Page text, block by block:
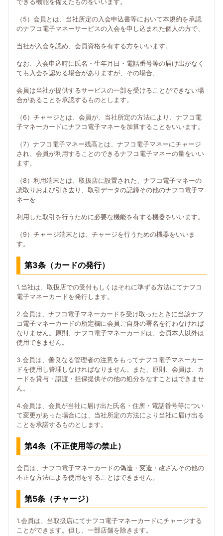
できる機能を備えたものをいいます。
（5）会員とは、当社所定の入会申込書等において本規約を承認
のナフコ電子マネーサービスの入会を申し込まれた個人の方で、
当社が入会を認め、会員資格を有する方をいいます。
なお、入会申込時に氏名・生年月日・電話番号等の届け出がなく
ても入会を認める場合がありますが、その場合、
会員は当社が提供するサービスの一部を受けることができない場
合があることを承認するものとします。
（6）チャージとは、会員が、当社所定の方法により、ナフコ電
子マネーカードにナフコ電子マネーを加算することをいいます。
（7）ナフコ電子マネー残高とは、ナフコ電子マネーにチャージ
され、会員が利用することのできるナフコ電子マネーの量をいい
ます。
（8）利用端末とは、取扱店に設置された、ナフコ電子マネーの
読取りおよび引き去り、取引データの記録その他のナフコ電子マ
ネーを
利用した取引を行うために必要な機能を有する機器をいいます。
（9）チャージ端末とは、チャージを行うための機器をいいま
す。
第3条（カードの発行）
1.当社は、取扱店での受付もしくはそれに準ずる方法にてナフコ
電子マネーカードを発行します。
2.会員は、ナフコ電子マネーカードを受け取ったときに当該ナフ
コ電子マネーカードの所定欄に会員ご自身の署名を行わなければ
なりません。原則、ナフコ電子マネーカードは、会員本人以外は
使用できません。
3.会員は、善良なる管理者の注意をもってナフコ電子マネーカー
ドを使用し管理しなければなりません。また、原則、会員は、カ
ードを貸与・譲渡・担保提供その他の処分をなすことはできませ
ん。
4.会員は、会員が当社に届け出た氏名・住所・電話番号等につい
て変更があった場合には、当社所定の方法により当社に届け出る
ことを承諾するものとします。
第4条（不正使用等の禁止）
会員は、ナフコ電子マネーカードの偽造・変造・改ざんその他の
不正な方法による使用をすることはできません。
第5条（チャージ）
1.会員は、当取扱店にてナフコ電子マネーカードにチャージする
ことができます。但し、一部店舗を除きます。